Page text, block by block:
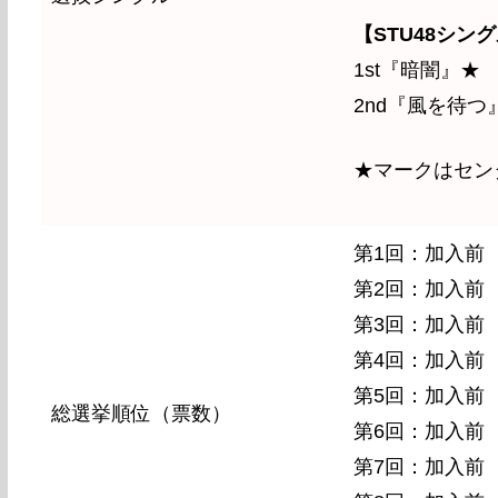
【STU48シング
1st『暗闇』★
2nd『風を待つ
★マークはセン
総選挙順位（票数）
第1回：加入前
第2回：加入前
第3回：加入前
第4回：加入前
第5回：加入前
第6回：加入前
第7回：加入前